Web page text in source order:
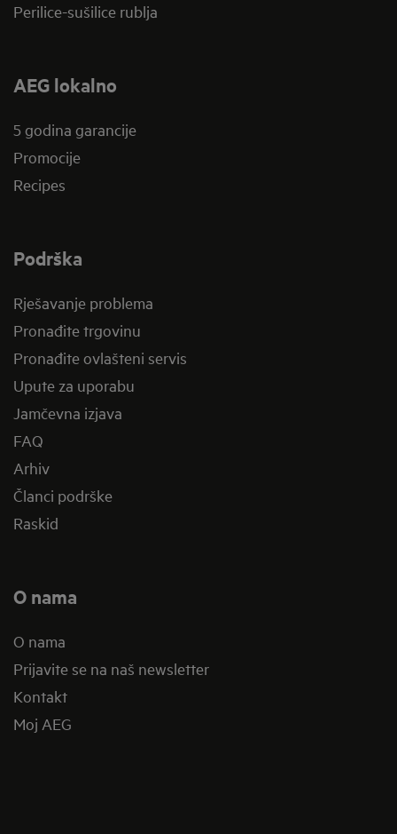
Perilice-sušilice rublja
AEG lokalno
5 godina garancije
Promocije
Recipes
Podrška
Rješavanje problema
Pronađite trgovinu
Pronađite ovlašteni servis
Upute za uporabu
Jamčevna izjava
FAQ
Arhiv
Članci podrške
Raskid
O nama
O nama
Prijavite se na naš newsletter
Kontakt
Moj AEG